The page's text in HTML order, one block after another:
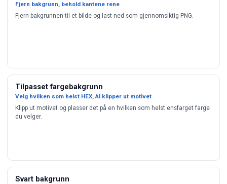
Fjern bakgrunn, behold kantene rene
Fjern bakgrunnen til et bilde og last ned som gjennomsiktig PNG.
Tilpasset fargebakgrunn
Velg hvilken som helst HEX, AI klipper ut motivet
Klipp ut motivet og plasser det på en hvilken som helst ensfarget farge
du velger.
Svart bakgrunn